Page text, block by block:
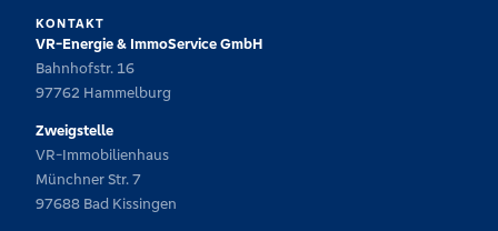
KONTAKT
VR-Energie & ImmoService GmbH
Bahnhofstr. 16
97762 Hammelburg
Zweigstelle
VR-Immobilienhaus
Münchner Str. 7
97688 Bad Kissingen